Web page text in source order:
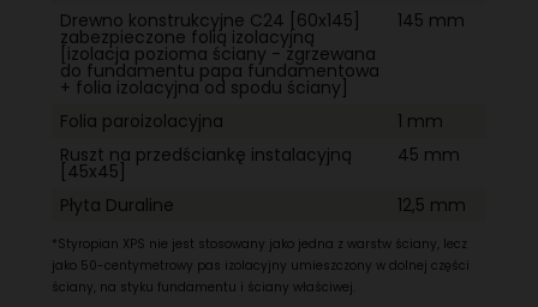
Drewno konstrukcyjne C24 [60x145]
zabezpieczone folią izolacyjną
[izolacja pozioma ściany - zgrzewana
do fundamentu papa fundamentowa
+ folia izolacyjna od spodu ściany]
145 mm
Folia paroizolacyjna
1 mm
Ruszt na przedściankę instalacyjną
[45x45]
45 mm
Płyta Duraline 12,5 mm
*Styropian XPS nie jest stosowany jako jedna z warstw ściany, lecz
jako 50-centymetrowy pas izolacyjny umieszczony w dolnej części
ściany, na styku fundamentu i ściany właściwej.